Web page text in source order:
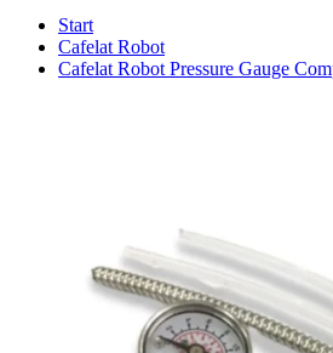
Start
Cafelat Robot
Cafelat Robot Pressure Gauge